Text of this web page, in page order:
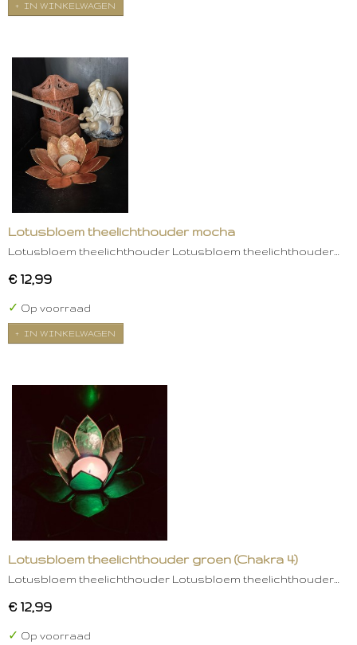
IN WINKELWAGEN
Lotusbloem theelichthouder mocha
Lotusbloem theelichthouder Lotusbloem theelichthouder…
€ 12,99
✓ Op voorraad
IN WINKELWAGEN
Lotusbloem theelichthouder groen (Chakra 4)
Lotusbloem theelichthouder Lotusbloem theelichthouder…
€ 12,99
✓ Op voorraad